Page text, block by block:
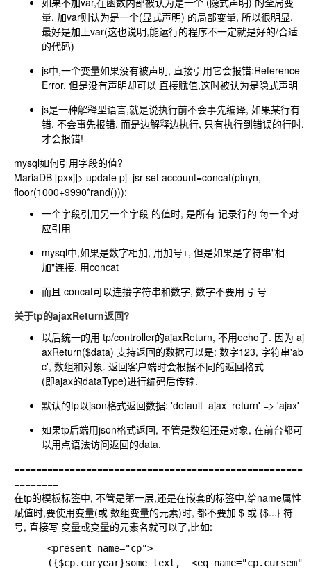
量, 加var则认为是一个(显式声明) 的局部变量, 所以很明显,
最好是加上var(这也说明,能运行的程序不一定就是好的/合适
的代码)
js中,一个变量如果没有被声明, 直接引用它会报错:Reference
Error, 但是没有声明却可以 直接赋值,这时被认为是隐式声明
js是一种解释型语言,就是说执行前不会事先编译, 如果某行有
错, 不会事先报错. 而是边解释边执行, 只有执行到错误的行时,
才会报错!
mysql如何引用字段的值?
MariaDB [pxxj]> update pj_jsr set account=concat(pinyn,
floor(1000+9990*rand()));
一个字段引用另一个字段 的值时, 是所有 记录行的 每一个对
应引用
mysql中,如果是数字相加, 用加号+, 但是如果是字符串"相
加"连接, 用concat
而且 concat可以连接字符串和数字, 数字不要用 引号
关于tp的ajaxReturn返回?
以后统一的用 tp/controller的ajaxReturn, 不用echo了. 因为 aj
axReturn($data) 支持返回的数据可以是: 数字123, 字符串'ab
c', 数组和对象. 返回客户端时会根据不同的返回格式
(即ajax的dataType)进行编码后传输.
默认的tp以json格式返回数据: 'default_ajax_return' => 'ajax'
如果tp后端用json格式返回, 不管是数组还是对象, 在前台都可
以用点语法访问返回的data.
====================================================
========
在tp的模板标签中, 不管是第一层,还是在嵌套的标签中,给name属性
赋值时,要使用变量(或 数组变量的元素)时, 都不要加 $ 或 {$...} 符
号, 直接写 变量或变量的元素名就可以了,比如: